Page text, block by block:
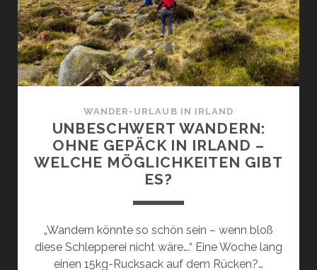
WANDER-URLAUB IN IRLAND
UNBESCHWERT WANDERN:
OHNE GEPÄCK IN IRLAND –
WELCHE MÖGLICHKEITEN GIBT
ES?
„Wandern könnte so schön sein – wenn bloß
diese Schlepperei nicht wäre….“ Eine Woche lang
einen 15kg-Rucksack auf dem Rücken?…